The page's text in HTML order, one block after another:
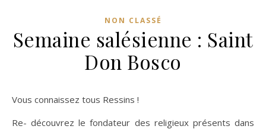
NON CLASSÉ
Semaine salésienne : Saint
Don Bosco
Vous connaissez tous Ressins !
Re- découvrez le fondateur des religieux présents dans